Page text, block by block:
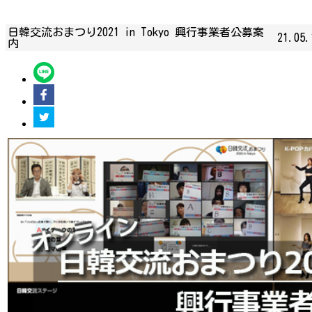
日韓交流おまつり2021 in Tokyo 興行事業者公募案
内